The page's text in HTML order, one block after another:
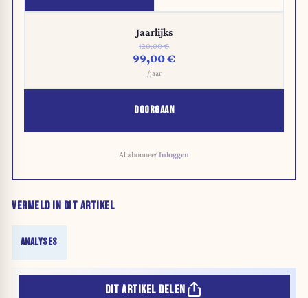
Jaarlijks
120,00 €
99,00 €
/jaar
DOORGAAN
Al abonnee?Inloggen
VERMELD IN DIT ARTIKEL
ANALYSES
DIT ARTIKEL DELEN